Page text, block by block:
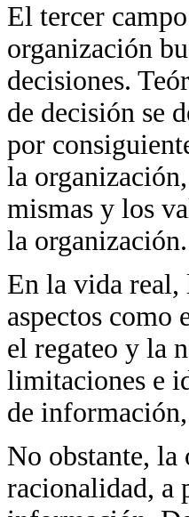
El tercer
organización
decisiones.
de decisión se
por
la
mismas y los
la organización.
En la vida real,
aspectos como
el regateo y la
limitaciones e
de
No obstante, la
racionalidad, a